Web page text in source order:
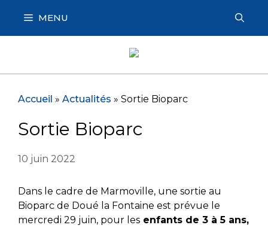
contenu
MENU
Accueil » Actualités » Sortie Bioparc
Sortie Bioparc
10 juin 2022
Dans le cadre de Marmoville, une sortie au
Bioparc de Doué la Fontaine est prévue le
mercredi 29 juin, pour les enfants de 3 à 5 ans,